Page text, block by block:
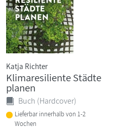
Katja Richter
Klimaresiliente Städte
planen
Buch (Hardcover)
Lieferbar innerhalb von 1-2
Wochen